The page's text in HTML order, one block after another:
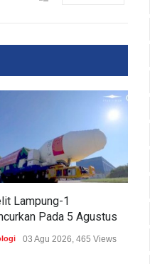
Lampung-1
Pada 5 Agustus
03 Agu 2026, 465 Views